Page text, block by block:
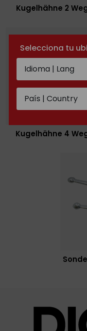
Selecciona tu
Kugelhähne 2
Kugelhähne 4